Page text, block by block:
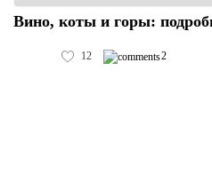
Вино, коты и горы:
12 2